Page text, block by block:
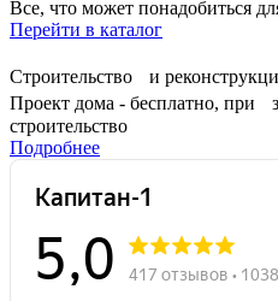
Все, что может понадобиться
Перейти в каталог
Строительство и
Проект дома - бесплатно, при
строительство
Подробнее